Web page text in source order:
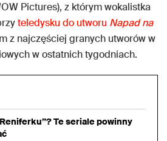
Pictures), z którym wokalistka
teledysku do utworu Napad na
z najczęściej granych utworów w
w ostatnich tygodniach.
Te seriale powinny